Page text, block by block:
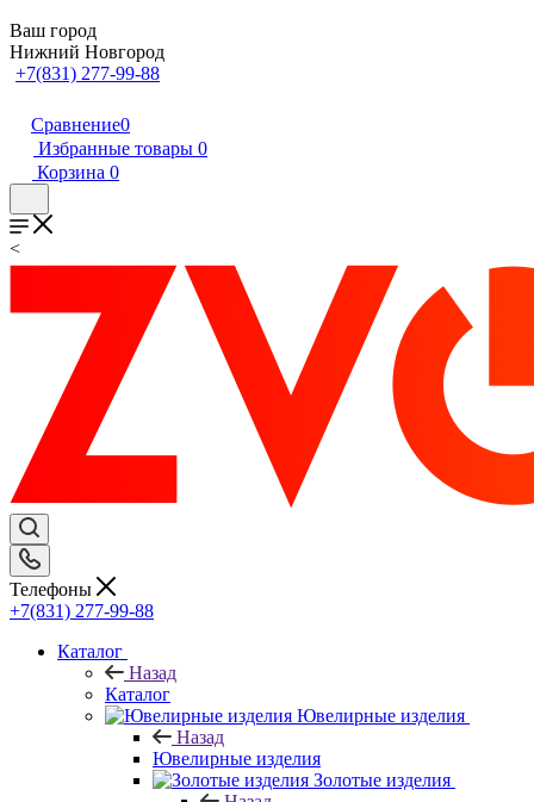
Ваш город
Нижний Новгород
+7(831) 277-99-88
Сравнение0
Избранные товары 0
Корзина 0
<
Телефоны
+7(831) 277-99-88
Каталог
Назад
Каталог
Ювелирные изделия
Назад
Ювелирные изделия
Золотые изделия